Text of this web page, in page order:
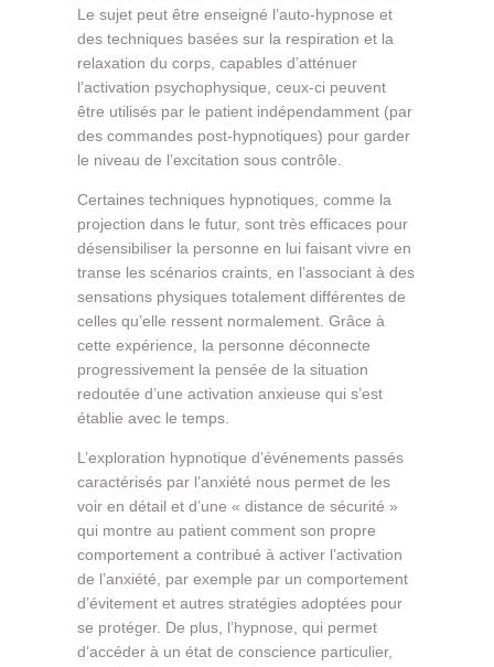
Le sujet peut être enseigné l’auto-hypnose et
des techniques basées sur la respiration et la
relaxation du corps, capables d’atténuer
l’activation psychophysique, ceux-ci peuvent
être utilisés par le patient indépendamment (par
des commandes post-hypnotiques) pour garder
le niveau de l’excitation sous contrôle.
Certaines techniques hypnotiques, comme la
projection dans le futur, sont très efficaces pour
désensibiliser la personne en lui faisant vivre en
transe les scénarios craints, en l’associant à des
sensations physiques totalement différentes de
celles qu’elle ressent normalement. Grâce à
cette expérience, la personne déconnecte
progressivement la pensée de la situation
redoutée d’une activation anxieuse qui s’est
établie avec le temps.
L’exploration hypnotique d’événements passés
caractérisés par l’anxiété nous permet de les
voir en détail et d’une « distance de sécurité »
qui montre au patient comment son propre
comportement a contribué à activer l’activation
de l’anxiété, par exemple par un comportement
d’évitement et autres stratégies adoptées pour
se protéger. De plus, l’hypnose, qui permet
d’accéder à un état de conscience particulier,